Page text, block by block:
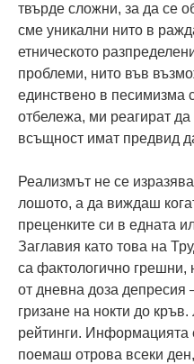
твърде сложни, за да се
сме уникални нито в
етническото
проблеми, нито във
единствено в песимизма
отбележа, ми реагират
всъщност имат предвид
Реализмът не се
лошото, а да виждаш
преценките си в едната
Заглавия като това на
са фактологично грешни,
от дневна доза депресия
гризане на нокти до
рейтинги. Информацията
поемаш отрова всеки